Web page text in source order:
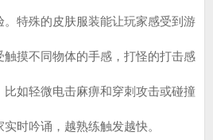
特殊的皮肤服装能让玩家感受到游
摸不同物体的手感，打怪的打击感
比如轻微电击麻痹和穿刺攻击或碰撞
时吟诵，越熟练触发越快。